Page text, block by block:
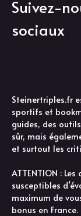
Suivez-
sociaux
Steinertriples.fr
sportifs et
guides, des
sûr, mais
et surtout les
ATTENTION :
susceptibles
maximum de
bonus en